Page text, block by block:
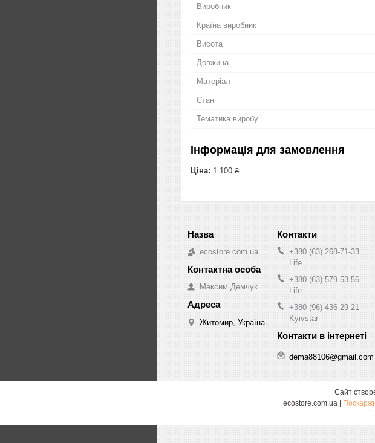
Виробник
Країна виробник
Висота
Довжина
Матеріал
Стан
Тематика виробу
Інформація для замовлення
Ціна: 1 100 ₴
ecostore.com.ua
Максим Демчук
Житомир, Україна
+380 (63) 268-71-33
Life
+380 (63) 579-53-56
Life
+380 (96) 436-29-21
Kyivstar
dema88106@gmail.com
Сайт
ecostore.com.ua |